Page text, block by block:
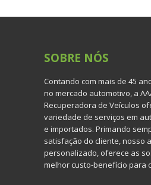
SOBRE NÓS
Contando com mais de 45
no mercado automotivo, a
Recuperadora de Veículos
variedade de serviços em
e importados. Primando
satisfação do cliente, nosso
personalizado, oferece as
melhor custo-benefício para